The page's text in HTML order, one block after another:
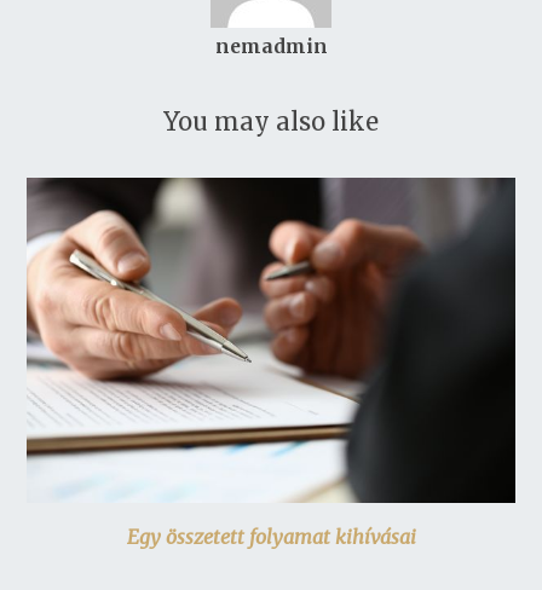
nemadmin
You may also like
Egy összetett folyamat kihívásai